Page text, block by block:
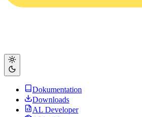
Dokumentation
Downloads
AL Developer